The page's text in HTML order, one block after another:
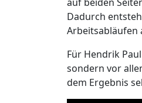
Dadurch
Arbeitsabläufen
Für Hendrik
sondern vor
dem Ergebnis